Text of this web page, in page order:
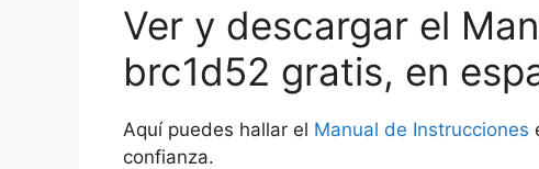
Ver y descargar el
brc1d52 gratis, en
Aquí puedes hallar el Manual de Instrucciones
confianza.